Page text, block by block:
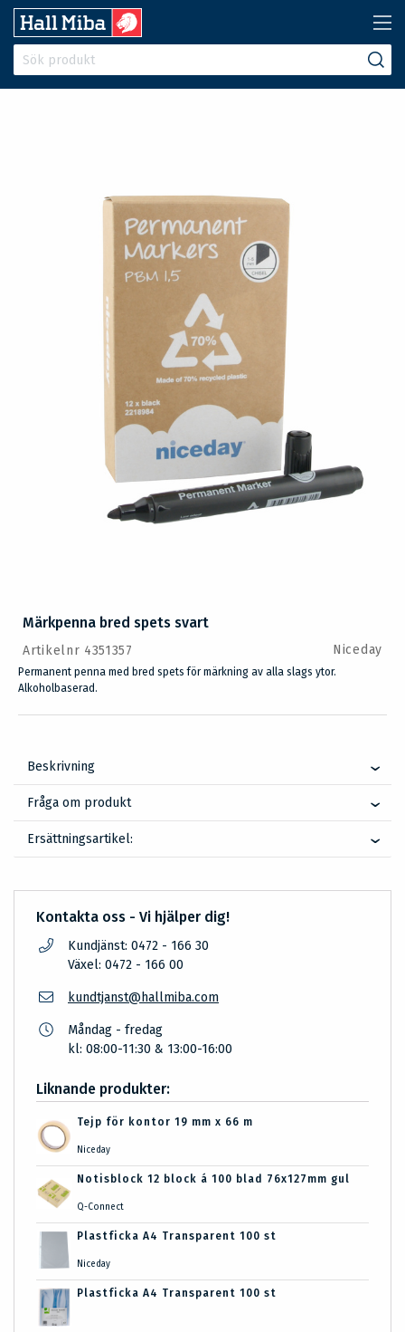
Märkpenna bred spets svart
Artikelnr 4351357 Niceday
Permanent penna med bred spets för märkning av alla slags ytor.
Alkoholbaserad.
Beskrivning
Fråga om produkt
Ersättningsartikel:
Kontakta oss - Vi hjälper dig!
Kundjänst: 0472 - 166 30
Växel: 0472 - 166 00
kundtjanst@hallmiba.com
Måndag - fredag
kl: 08:00-11:30 & 13:00-16:00
Liknande produkter:
Tejp för kontor 19 mm x 66 m
Niceday
Notisblock 12 block á 100 blad 76x127mm gul
Q-Connect
Plastficka A4 Transparent 100 st
Niceday
Plastficka A4 Transparent 100 st